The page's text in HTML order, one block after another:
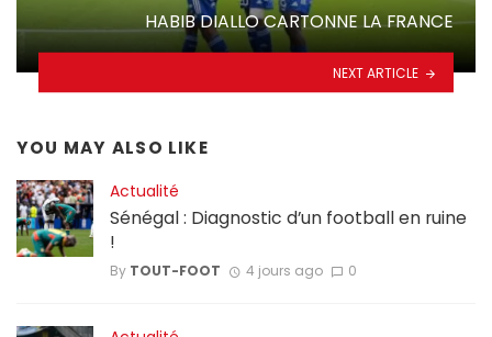
HABIB DIALLO CARTONNE LA FRANCE
NEXT ARTICLE
YOU MAY ALSO LIKE
Actualité
Sénégal : Diagnostic d’un football en ruine
!
By TOUT-FOOT 4 jours ago 0